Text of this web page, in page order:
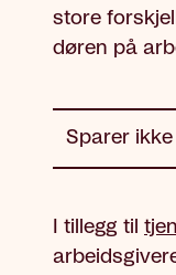
store
døren på
Sparer
I tillegg til